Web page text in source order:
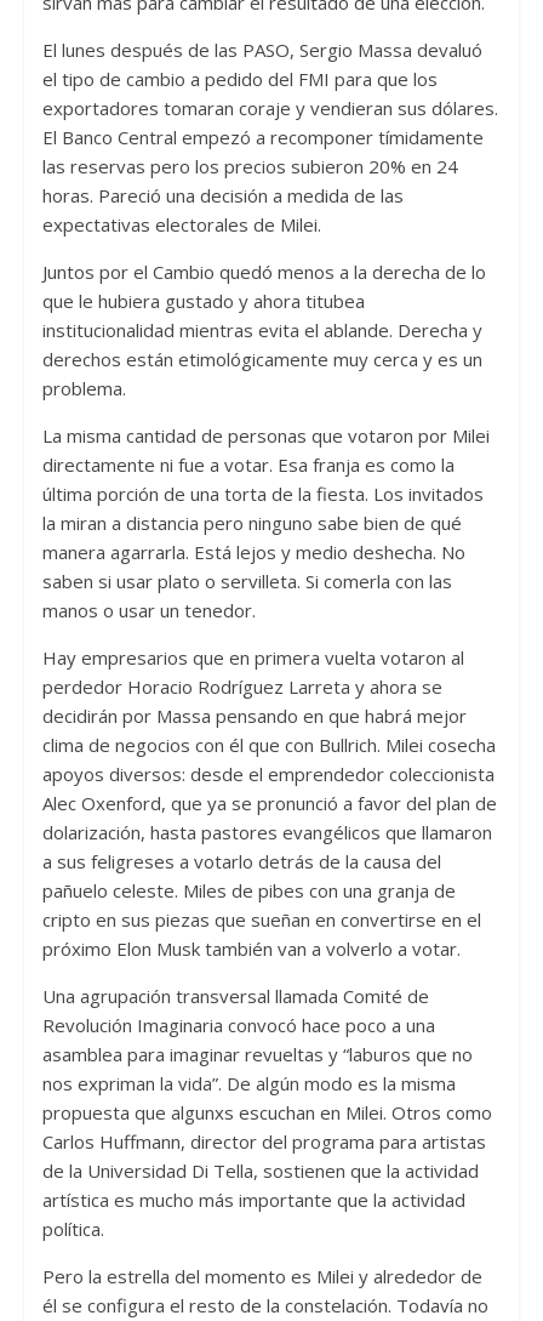
El lunes después de las PASO, Sergio Massa devaluó
el tipo de cambio a pedido del FMI para que los
exportadores tomaran coraje y vendieran sus dólares.
El Banco Central empezó a recomponer tímidamente
las reservas pero los precios subieron 20% en 24
horas. Pareció una decisión a medida de las
expectativas electorales de Milei.
Juntos por el Cambio quedó menos a la derecha de lo
que le hubiera gustado y ahora titubea
institucionalidad mientras evita el ablande. Derecha y
derechos están etimológicamente muy cerca y es un
problema.
La misma cantidad de personas que votaron por Milei
directamente ni fue a votar. Esa franja es como la
última porción de una torta de la fiesta. Los invitados
la miran a distancia pero ninguno sabe bien de qué
manera agarrarla. Está lejos y medio deshecha. No
saben si usar plato o servilleta. Si comerla con las
manos o usar un tenedor.
Hay empresarios que en primera vuelta votaron al
perdedor Horacio Rodríguez Larreta y ahora se
decidirán por Massa pensando en que habrá mejor
clima de negocios con él que con Bullrich. Milei cosecha
apoyos diversos: desde el emprendedor coleccionista
Alec Oxenford, que ya se pronunció a favor del plan de
dolarización, hasta pastores evangélicos que llamaron
a sus feligreses a votarlo detrás de la causa del
pañuelo celeste. Miles de pibes con una granja de
cripto en sus piezas que sueñan en convertirse en el
próximo Elon Musk también van a volverlo a votar.
Una agrupación transversal llamada Comité de
Revolución Imaginaria convocó hace poco a una
asamblea para imaginar revueltas y “laburos que no
nos expriman la vida”. De algún modo es la misma
propuesta que algunxs escuchan en Milei. Otros como
Carlos Huffmann, director del programa para artistas
de la Universidad Di Tella, sostienen que la actividad
artística es mucho más importante que la actividad
política.
Pero la estrella del momento es Milei y alrededor de
él se configura el resto de la constelación. Todavía no